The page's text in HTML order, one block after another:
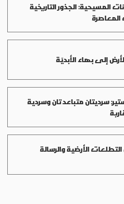
المسيحية: الجذور التاريخية
المعاصرة
إلى بهاء الأبديّة
سرديتان متباعدتان وسردية
الأرضية والرسالة